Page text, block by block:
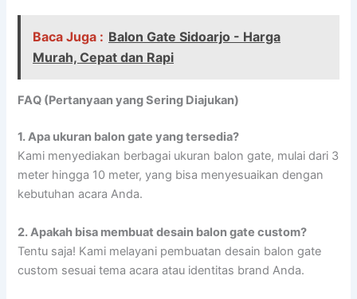
Baca Juga : Balon Gate Sidoarjo - Harga
Murah, Cepat dan Rapi
FAQ (Pertanyaan yang Sering Diajukan)
1. Apa ukuran balon gate yang tersedia?
Kami menyediakan berbagai ukuran balon gate, mulai dari 3
meter hingga 10 meter, yang bisa menyesuaikan dengan
kebutuhan acara Anda.
2. Apakah bisa membuat desain balon gate custom?
Tentu saja! Kami melayani pembuatan desain balon gate
custom sesuai tema acara atau identitas brand Anda.